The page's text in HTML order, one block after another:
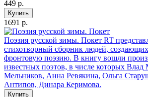
449 р.
Купить
1691 р.
Поэзия русской зимы. Покет RT
стихотворный сборник людей,
фронтовую поэзию. В книгу вошли
известных поэтов, в числе которых
Мельников, Анна Ревякина, Ольга
Антипов, Динара Керимова.
Купить